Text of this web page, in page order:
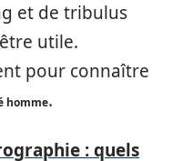
et de tribulus
utile.
pour connaître
homme.
: quels